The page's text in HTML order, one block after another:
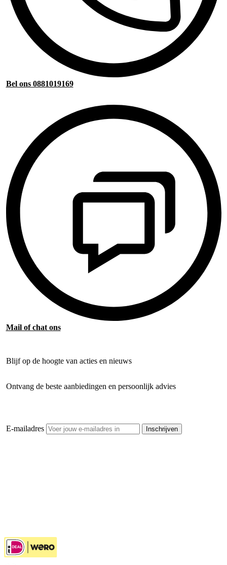
Bel ons 0881019169
Mail of chat ons
Blijf op de hoogte van acties en nieuws
Ontvang de beste aanbiedingen en persoonlijk advies
E-mailadres Inschrijven